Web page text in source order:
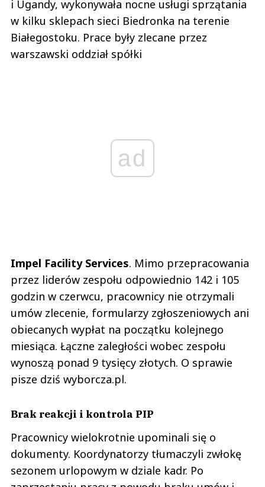
i Ugandy, wykonywała nocne usługi sprzątania
w kilku sklepach sieci Biedronka na terenie
Białegostoku. Prace były zlecane przez
warszawski oddział spółki
ad
Impel Facility Services. Mimo przepracowania
przez liderów zespołu odpowiednio 142 i 105
godzin w czerwcu, pracownicy nie otrzymali
umów zlecenie, formularzy zgłoszeniowych ani
obiecanych wypłat na początku kolejnego
miesiąca. Łączne zaległości wobec zespołu
wynoszą ponad 9 tysięcy złotych. O sprawie
pisze dziś wyborcza.pl.
Brak reakcji i kontrola PIP
Pracownicy wielokrotnie upominali się o
dokumenty. Koordynatorzy tłumaczyli zwłokę
sezonem urlopowym w dziale kadr. Po